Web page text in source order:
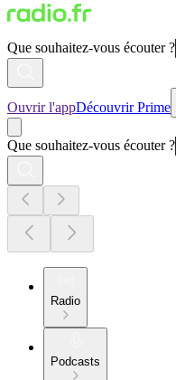
Que souhaitez-vous écouter ?
Ouvrir l'appDécouvrir Prime
Que souhaitez-vous écouter ?
Radio
Podcasts